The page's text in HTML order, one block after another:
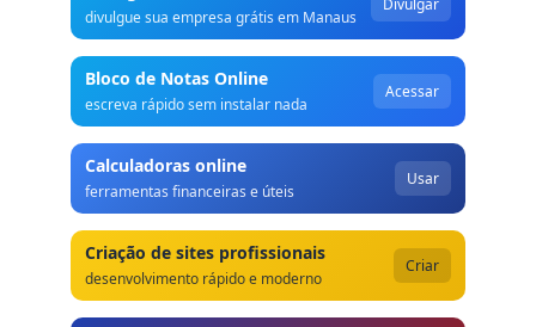
divulgue sua empresa grátis em Manaus
Divulgar
Bloco de Notas Online
escreva rápido sem instalar nada
Acessar
Calculadoras online
ferramentas financeiras e úteis
Usar
Criação de sites profissionais
desenvolvimento rápido e moderno
Criar